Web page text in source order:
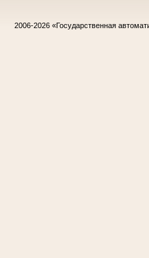
2006-2026 «Государственная